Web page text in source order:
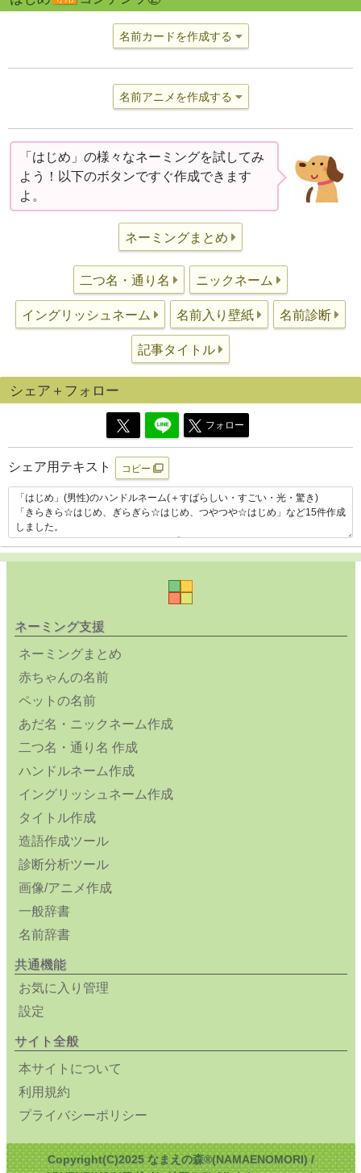
名前カードを作成する
名前アニメを作成する
「はじめ」の様々なネーミングを試してみ
よう！以下のボタンですぐ作成できます
よ。
ネーミングまとめ
二つ名・通り名 ニックネーム
イングリッシュネーム 名前入り壁紙 名前診断
記事タイトル
シェア＋フォロー
フォロー
シェア用テキスト コピー
ネーミング支援
ネーミングまとめ
赤ちゃんの名前
ペットの名前
あだ名・ニックネーム作成
二つ名・通り名 作成
ハンドルネーム作成
イングリッシュネーム作成
タイトル作成
造語作成ツール
診断分析ツール
画像/アニメ作成
一般辞書
名前辞書
共通機能
お気に入り管理
設定
サイト全般
本サイトについて
利用規約
プライバシーポリシー
Copyright(C)2025 なまえの森®(NAMAENOMORI) /